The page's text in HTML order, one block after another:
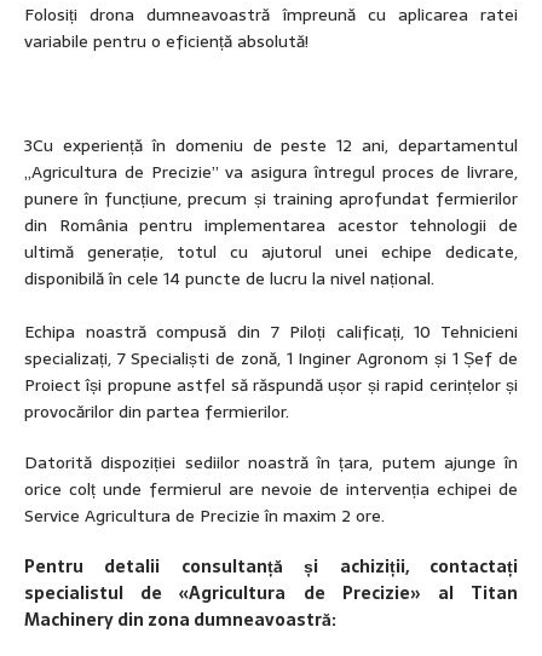
Folosiți drona dumneavoastră împreună cu aplicarea ratei
variabile pentru o eficiență absolută!
3Cu experiență în domeniu de peste 12 ani, departamentul
„Agricultura de Precizie” va asigura întregul proces de livrare,
punere în funcțiune, precum și training aprofundat fermierilor
din România pentru implementarea acestor tehnologii de
ultimă generație, totul cu ajutorul unei echipe dedicate,
disponibilă în cele 14 puncte de lucru la nivel național.
Echipa noastră compusă din 7 Piloți calificați, 10 Tehnicieni
specializați, 7 Specialiști de zonă, 1 Inginer Agronom și 1 Șef de
Proiect își propune astfel să răspundă ușor și rapid cerințelor și
provocărilor din partea fermierilor.
Datorită dispoziției sediilor noastră în țara, putem ajunge în
orice colț unde fermierul are nevoie de intervenția echipei de
Service Agricultura de Precizie în maxim 2 ore.
Pentru detalii consultanță și achiziții, contactați
specialistul de «Agricultura de Precizie» al Titan
Machinery din zona dumneavoastră: